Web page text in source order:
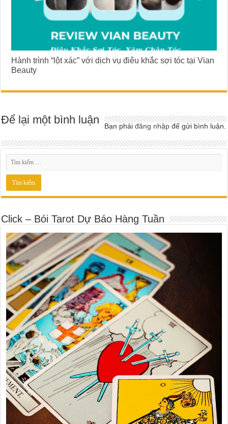
Hành trình “lột xác” với dịch vụ điêu khắc sợi tóc tại Vian
Beauty
Để lại một bình luận Bạn phảiđăng nhập để gửi bình luận.
Click – Bói Tarot Dự Báo Hàng Tuần